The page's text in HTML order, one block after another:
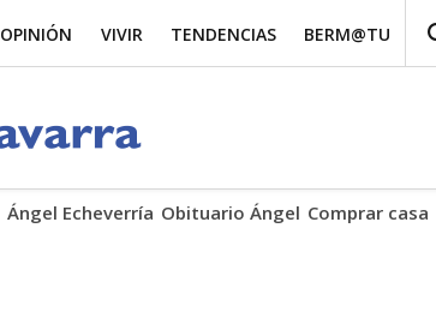
Ángel Echeverría Obituario Ángel Comprar casa
OPINIÓN VIVIR TENDENCIAS BERM@TU